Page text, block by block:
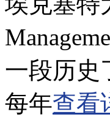
一段历史
每年查看